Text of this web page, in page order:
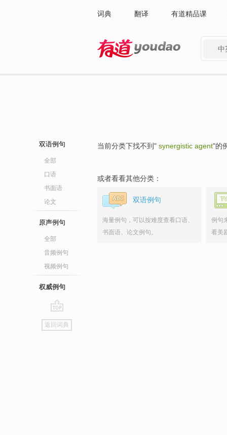
词典 翻译 有道精品课
中
双语例句
全部
口语
书面语
论文
原声例句
全部
音频例句
视频例句
权威例句
go
top
返回词典
当前分类下找不到" synergistic agent"的
或者看看其他分类：
双语例句
海量例句，可以按难度查看口语、
书面语、论文例句。
例句
看美